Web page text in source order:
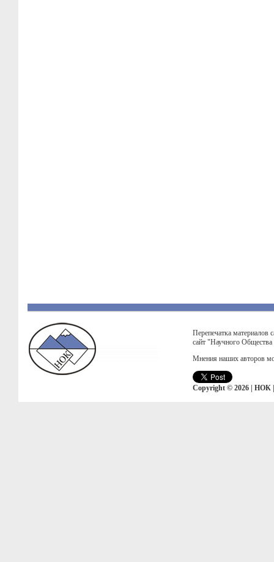
Перепечатка материалов
сайт "Научного
Мнения наших авторов
Copyright © 2026 | НОК